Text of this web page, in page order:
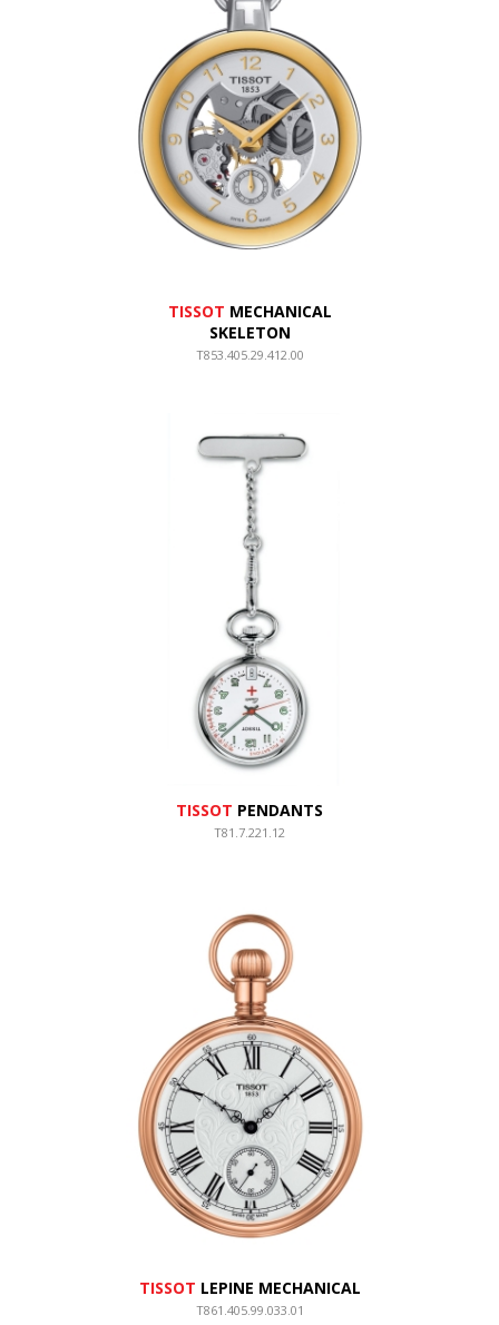
TISSOT MECHANICAL
SKELETON
T853.405.29.412.00
TISSOT PENDANTS
T81.7.221.12
TISSOT LEPINE MECHANICAL
T861.405.99.033.01